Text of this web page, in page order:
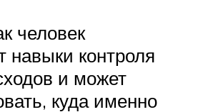
человек
навыки контроля
и может
куда именно